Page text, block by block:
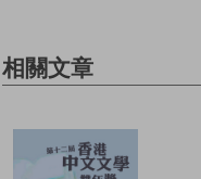
相關文章